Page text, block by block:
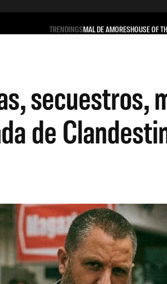
TRENDINGSMAL DE AMORESHOUSE OF
secuestros,
de